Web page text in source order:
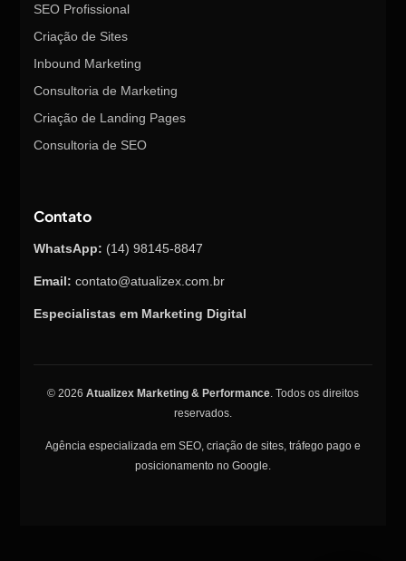
SEO Profissional
Criação de Sites
Inbound Marketing
Consultoria de Marketing
Criação de Landing Pages
Consultoria de SEO
Contato
WhatsApp: (14) 98145-8847
Email: contato@atualizex.com.br
Especialistas em Marketing Digital
© 2026 Atualizex Marketing & Performance . Todos os direitos
reservados.
Agência especializada em SEO, criação de sites, tráfego pago e
posicionamento no Google.